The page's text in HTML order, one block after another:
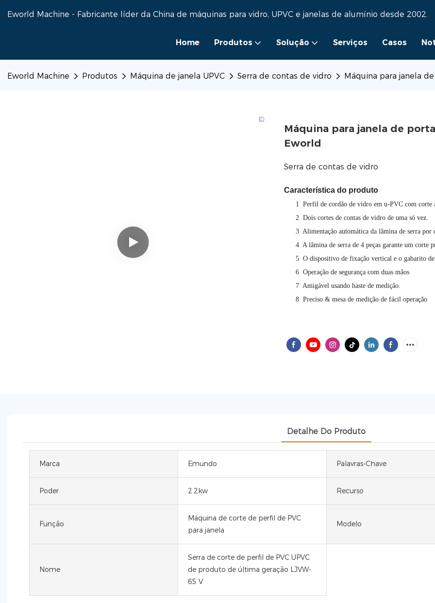
Eworld Machine - Fabricante líder da China de máquinas para vidro, UPVC e janelas de alumínio desde 2002.
Home Produtos Solução Serviços Casos
Eworld Machine Produtos Máquina de janela UPVC Serra de contas de vidro Máquina para janela
Máquina para janela de
Eworld
Serra de contas de vidro
Característica do produto
1 Perfil de cordão de vidro em u-PVC com corte
2 Dois cortes de contas de vidro de uma só vez.
3 Alimentação automática da lâmina de serra
4 A lâmina de serra de 4 peças garante um corte
5 O dispositivo de fixação vertical e o gabarito
6 Operação de segurança com duas mãos
7 Amigável usando haste de medição.
8 Preciso & mesa de medição de fácil operação
Detalhe Do Produto
Marca Emundo Palavras-Chave
Poder 2.2kw Recurso
Função
Máquina de corte de perfil de PVC
para janela
Modelo
Nome
Serra de corte de perfil de PVC UPVC
de produto de última geração LJVW-
65 V